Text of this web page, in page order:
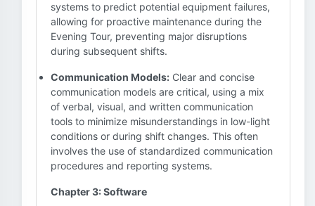
systems to predict potential equipment failures,
allowing for proactive maintenance during the
Evening Tour, preventing major disruptions
during subsequent shifts.
Communication Models: Clear and concise
communication models are critical, using a mix
of verbal, visual, and written communication
tools to minimize misunderstandings in low-light
conditions or during shift changes. This often
involves the use of standardized communication
procedures and reporting systems.
Chapter 3: Software